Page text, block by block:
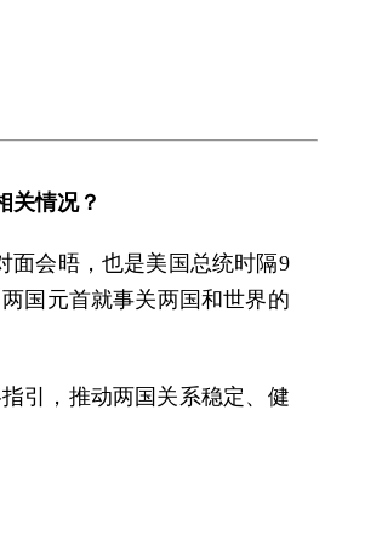
关情况？
面会晤，也是美国总统时隔9
国元首就事关两国和世界的
引，推动两国关系稳定、健